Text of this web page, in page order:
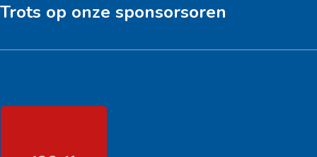
Trots op onze sponsorsoren